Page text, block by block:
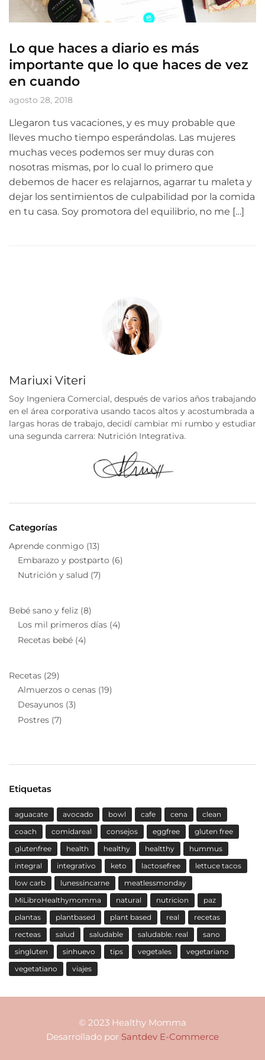
Lo que haces a diario es más
importante que lo que haces de vez
en cuando
agosto 28, 2018
Llegaron tus vacaciones, y es muy probable que
lleves mucho tiempo esperándolas. Las mujeres
muchas veces podemos ser muy duras con
nosotras mismas, por lo cual lo primero que
debemos de hacer es relajarnos, agarrar tu maleta y
dejar los sentimientos de culpabilidad por la comida
en tu casa. Soy promotora del equilibrio, no me […]
Mariuxi Viteri
Soy Ingeniera Comercial, después de varios años trabajando
en el área corporativa usando tacos altos y acostumbrada a
largas horas de trabajo, decidí cambiar mi rumbo y estudiar
una segunda carrera: Nutrición Integrativa.
Categorías
Aprende conmigo (13)
Embarazo y postparto (6)
Nutrición y salud (7)
Bebé sano y feliz (8)
Los mil primeros días (4)
Recetas bebé (4)
Recetas (29)
Almuerzos o cenas (19)
Desayunos (3)
Postres (7)
Etiquetas
aguacate avocado bowl cafe cena
clean
coach
comidareal consejos eggfree
gluten free
glutenfree
health healthy healtthy
hummus
integral
integrativo keto lactosefree
lettuce tacos
low carb
lunessincarne
meatlessmonday
MiLibroHealthymomma
natural nutricion
paz
plantas
plantbased plant based real
recetas
recteas
salud saludable saludable. real
sano
singluten
sinhuevo tips vegetales
vegetariano
vegetatiano
viajes
© 2023 Healthy Momma
Desarrollado por Santdev E-Commerce